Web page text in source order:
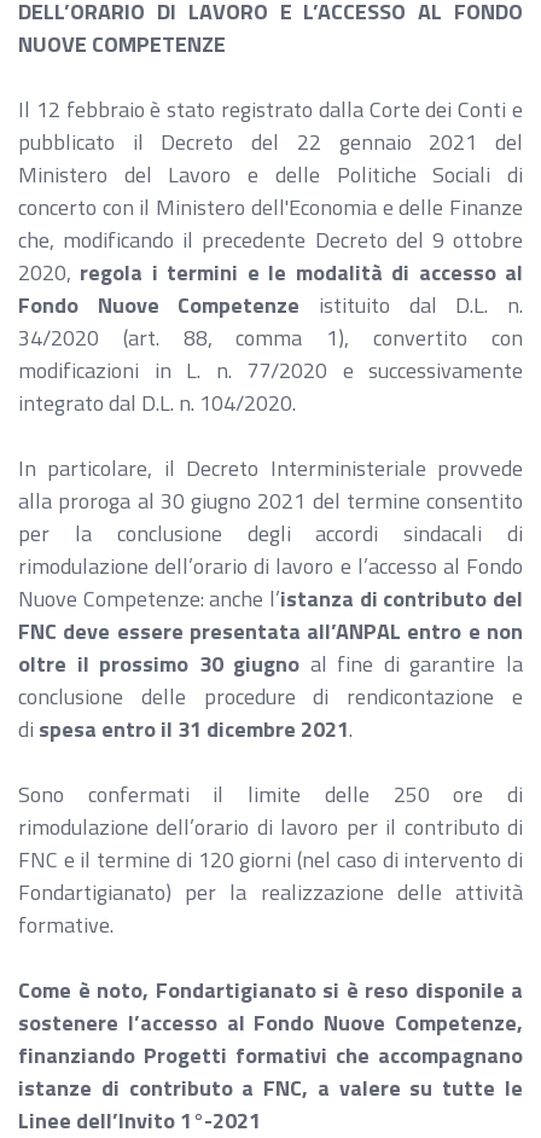
DELL’ORARIO DI LAVORO E L’ACCESSO AL FONDO
NUOVE COMPETENZE
Il 12 febbraio è stato registrato dalla Corte dei Conti e
pubblicato il Decreto del 22 gennaio 2021 del
Ministero del Lavoro e delle Politiche Sociali di
concerto con il Ministero dell'Economia e delle Finanze
che, modificando il precedente Decreto del 9 ottobre
2020, regola i termini e le modalità di accesso al
Fondo Nuove Competenze istituito dal D.L. n.
34/2020 (art. 88, comma 1), convertito con
modificazioni in L. n. 77/2020 e successivamente
integrato dal D.L. n. 104/2020.
In particolare, il Decreto Interministeriale provvede
alla proroga al 30 giugno 2021 del termine consentito
per la conclusione degli accordi sindacali di
rimodulazione dell’orario di lavoro e l’accesso al Fondo
Nuove Competenze: anche l’istanza di contributo del
FNC deve essere presentata all’ANPAL entro e non
oltre il prossimo 30 giugno al fine di garantire la
conclusione delle procedure di rendicontazione e
di spesa entro il 31 dicembre 2021.
Sono confermati il limite delle 250 ore di
rimodulazione dell’orario di lavoro per il contributo di
FNC e il termine di 120 giorni (nel caso di intervento di
Fondartigianato) per la realizzazione delle attività
formative.
Come è noto, Fondartigianato si è reso disponile a
sostenere l’accesso al Fondo Nuove Competenze,
finanziando Progetti formativi che accompagnano
istanze di contributo a FNC, a valere su tutte le
Linee dell’Invito 1°-2021